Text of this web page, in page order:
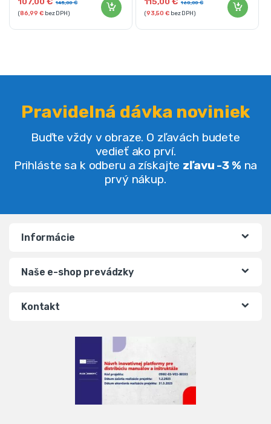
145,00€
(86,99€bez DPH)
160,00€
(93,50€bez DPH)
Pravidelná dávka noviniek
Buďte vždy v obraze. O zľavách budete
vedieť ako prví.
Prihláste sa k odberu a získajte zľavu -3 % na
prvý nákup.
Informácie
Naše e-shop prevádzky
Kontakt